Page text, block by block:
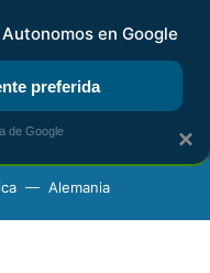
DIGITAL RENTA
Alemania
×
en Google
preferida
de Google